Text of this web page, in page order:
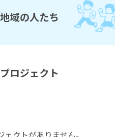
域の人たち
ロジェクト
クトがありません。